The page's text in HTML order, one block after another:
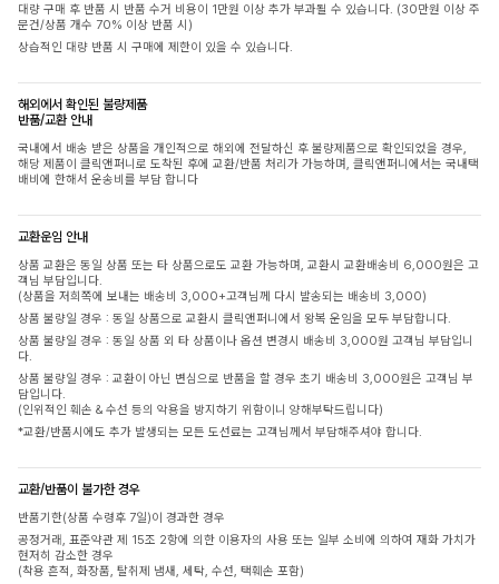
대량 구매 후 반품 시 반품 수거 비용이 1만원 이상 추가 부과될 수 있습니다. (30만원 이상 주
문건/상품 개수 70% 이상 반품 시)
상습적인 대량 반품 시 구매에 제한이 있을 수 있습니다.
해외에서 확인된 불량제품
반품/교환 안내
국내에서 배송 받은 상품을 개인적으로 해외에 전달하신 후 불량제품으로 확인되었을 경우,
해당 제품이 클릭앤퍼니로 도착된 후에 교환/반품 처리가 가능하며, 클릭앤퍼니에서는 국내택
배비에 한해서 운송비를 부담 합니다
교환운임 안내
상품 교환은 동일 상품 또는 타 상품으로도 교환 가능하며, 교환시 교환배송비 6,000원은 고
객님 부담입니다.
(상품을 저희쪽에 보내는 배송비 3,000+고객님께 다시 발송되는 배송비 3,000)
상품 불량일 경우 : 동일 상품으로 교환시 클릭앤퍼니에서 왕복 운임을 모두 부담합니다.
상품 불량일 경우 : 동일 상품 외 타 상품이나 옵션 변경시 배송비 3,000원 고객님 부담입니
다.
상품 불량일 경우 : 교환이 아닌 변심으로 반품을 할 경우 초기 배송비 3,000원은 고객님 부
담입니다.
(인위적인 훼손 & 수선 등의 악용을 방지하기 위함이니 양해부탁드립니다)
*교환/반품시에도 추가 발생되는 모든 도선료는 고객님께서 부담해주셔야 합니다.
교환/반품이 불가한 경우
반품기한(상품 수령후 7일)이 경과한 경우
공정거래, 표준약관 제 15조 2항에 의한 이용자의 사용 또는 일부 소비에 의하여 재화 가치가
현저히 감소한 경우
(착용 흔적, 화장품, 탈취제 냄새, 세탁, 수선, 택훼손 포함)